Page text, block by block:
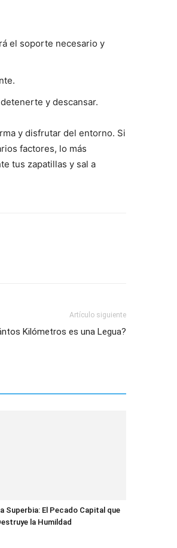
el soporte necesario y
y descansar.
y disfrutar del entorno. Si
factores, lo más
tus zapatillas y sal a
Artículo siguiente
Kilómetros es una Legua?
Superbia: El Pecado Capital que
la Humildad